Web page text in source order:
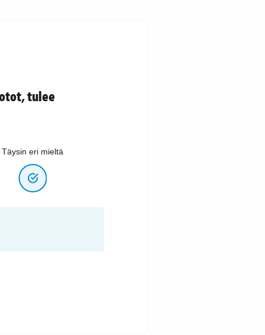
tulee
Täysin eri mieltä